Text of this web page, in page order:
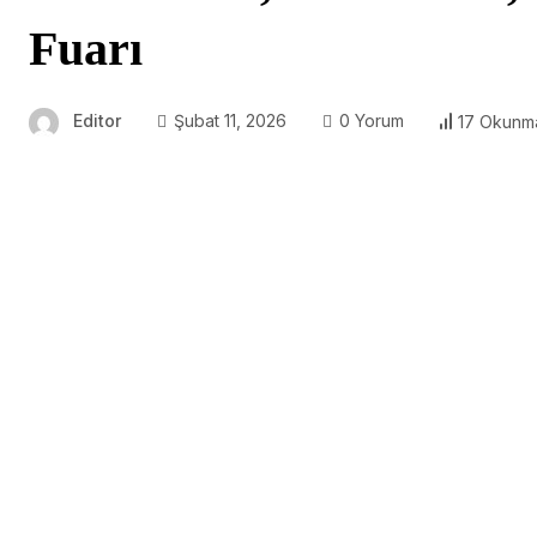
Fuarı
Editor Şubat 11, 2026 0 Yorum 17